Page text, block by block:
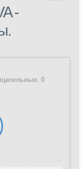
-
, 0